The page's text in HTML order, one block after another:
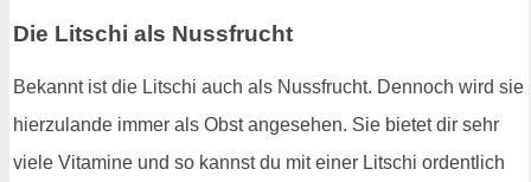
Die Litschi als Nussfrucht
Bekannt ist die Litschi auch als Nussfrucht. Dennoch wird sie
hierzulande immer als Obst angesehen. Sie bietet dir sehr
viele Vitamine und so kannst du mit einer Litschi ordentlich